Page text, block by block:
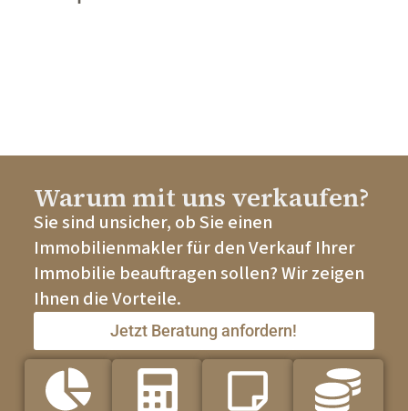
Warum mit uns verkaufen?
Sie sind unsicher, ob Sie einen
Immobilienmakler für den Verkauf Ihrer
Immobilie beauftragen sollen? Wir zeigen
Ihnen die Vorteile.
Jetzt Beratung anfordern!